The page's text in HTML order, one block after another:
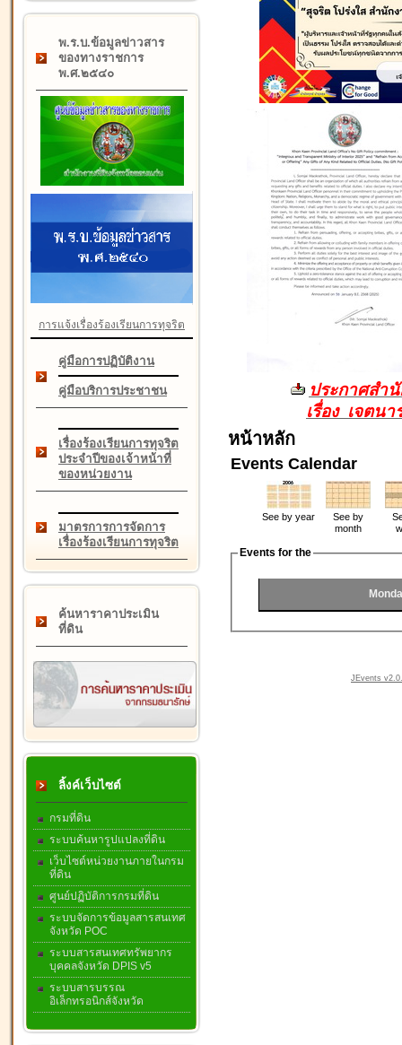
พ.ร.บ.ข้อมูลข่าวสาร
ของทางราชการ
พ.ศ.๒๕๔๐
การแจ้งเรื่องร้องเรียนการทุจริต
คู่มือการปฏิบัติงาน
คู่มือบริการประชาชน
เรื่องร้องเรียนการทุจริต
ประจำปีของเจ้าหน้าที่
ของหน่วยงาน
มาตรการการจัดการ
เรื่องร้องเรียนการทุจริต
ค้นหาราคาประเมิน
ที่ดิน
ลิ้งค์เว็บไซต์
กรมที่ดิน
ระบบค้นหารูปแปลงที่ดิน
เว็บไซต์หน่วยงานภายในกรม
ที่ดิน
ศูนย์ปฏิบัติการกรมที่ดิน
ระบบจัดการข้อมูลสารสนเทศ
จังหวัด POC
ระบบสารสนเทศทรัพยากร
บุคคลจังหวัด DPIS v5
ระบบสารบรรณ
อิเล็กทรอนิกส์จังหวัด
ประกาศสำ
เรื่อง เจตน
หน้าหลัก
Events Calendar
See by year
See by
month
Events for the
JEvents